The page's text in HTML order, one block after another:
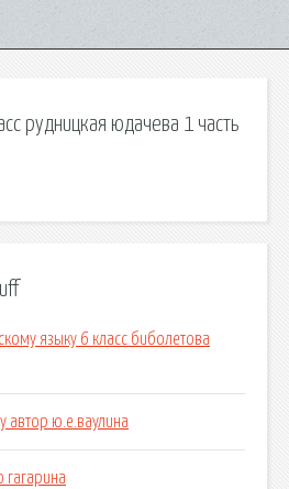
рудницкая юдачева 1 часть
языку 6 класс биболетова
автор ю.е.ваулина
гагарина